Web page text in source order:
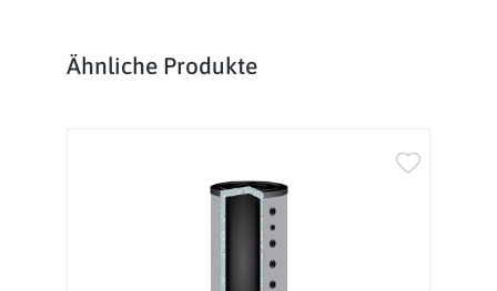
Produktgalerie überspringen
Ähnliche Produkte